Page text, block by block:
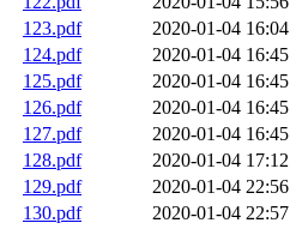
123.pdf
2020-01-04 16:04
124.pdf
2020-01-04 16:45
125.pdf
2020-01-04 16:45
126.pdf
2020-01-04 16:45
127.pdf
2020-01-04 16:45
128.pdf
2020-01-04 17:12
129.pdf
2020-01-04 22:56
130.pdf
2020-01-04 22:57